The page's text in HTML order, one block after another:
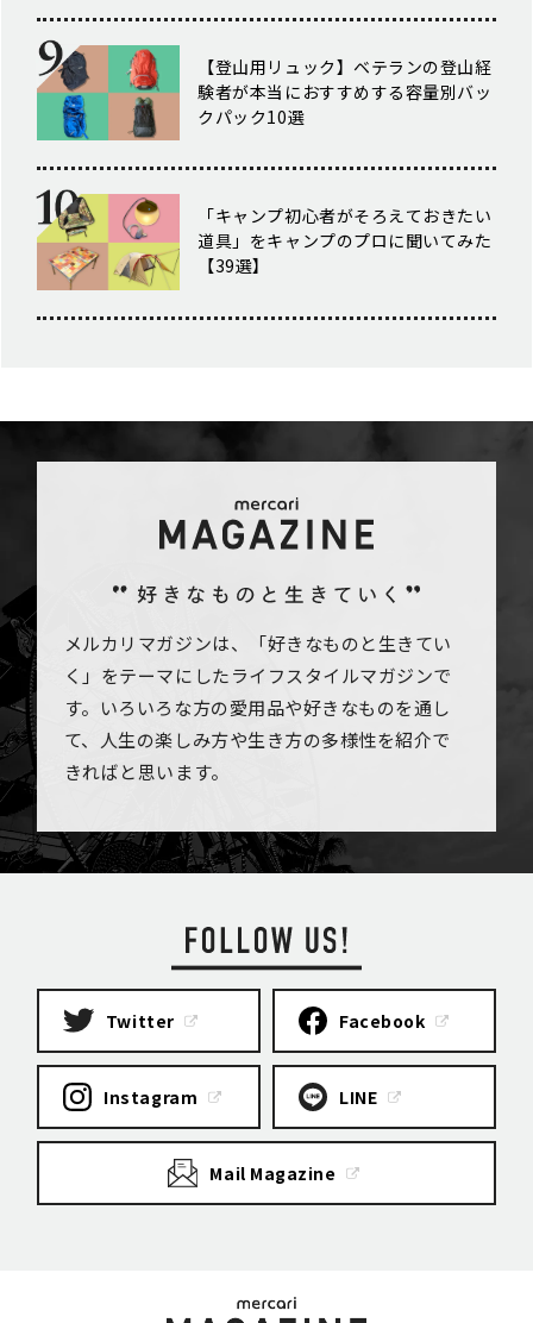
【登山用リュック】ベテランの登山経
験者が本当におすすめする容量別バッ
クパック10選
「キャンプ初心者がそろえておきたい
道具」をキャンプのプロに聞いてみた
【39選】
メルカリマガジンは、「好きなものと生きてい
く」をテーマにしたライフスタイルマガジンで
す。いろいろな方の愛用品や好きなものを通し
て、人生の楽しみ方や生き方の多様性を紹介で
きればと思います。
Twitter Facebook
Instagram LINE
Mail Magazine